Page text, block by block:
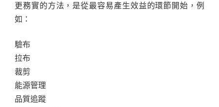
更務實的方法，是從最容易產生效益的環節開始，例
如：
驗布
拉布
裁剪
能源管理
品質追蹤